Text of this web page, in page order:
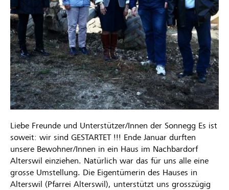
Liebe Freunde und Unterstützer/Innen der Sonnegg Es ist
soweit: wir sind GESTARTET !!! Ende Januar durften
unsere Bewohner/Innen in ein Haus im Nachbardorf
Alterswil einziehen. Natürlich war das für uns alle eine
grosse Umstellung. Die Eigentümerin des Hauses in
Alterswil (Pfarrei Alterswil), unterstützt uns grosszügig